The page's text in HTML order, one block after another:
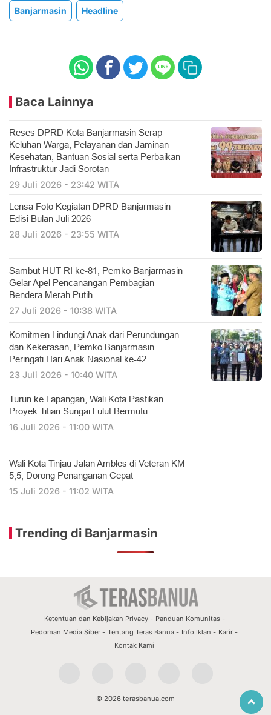
Banjarmasin Headline
Baca Lainnya
Reses DPRD Kota Banjarmasin Serap
Keluhan Warga, Pelayanan dan Jaminan
Kesehatan, Bantuan Sosial serta Perbaikan
Infrastruktur Jadi Sorotan
29 Juli 2026 - 23:42 WITA
Lensa Foto Kegiatan DPRD Banjarmasin
Edisi Bulan Juli 2026
28 Juli 2026 - 23:55 WITA
Sambut HUT RI ke-81, Pemko Banjarmasin
Gelar Apel Pencanangan Pembagian
Bendera Merah Putih
27 Juli 2026 - 10:38 WITA
Komitmen Lindungi Anak dari Perundungan
dan Kekerasan, Pemko Banjarmasin
Peringati Hari Anak Nasional ke-42
23 Juli 2026 - 10:40 WITA
Turun ke Lapangan, Wali Kota Pastikan
Proyek Titian Sungai Lulut Bermutu
16 Juli 2026 - 11:00 WITA
​Wali Kota Tinjau Jalan Ambles di Veteran KM
5,5, Dorong Penanganan Cepat
15 Juli 2026 - 11:02 WITA
Trending di Banjarmasin
Ketentuan dan Kebijakan Privacy
Panduan Komunitas
Pedoman Media Siber
Tentang Teras Banua Info Iklan
Karir
Kontak Kami
© 2026 terasbanua.com